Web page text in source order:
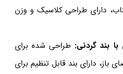
دارای طراحی کلاسیک و وزن
بند گردنی: طراحی شده برای
دارای بند قابل تنظیم برای